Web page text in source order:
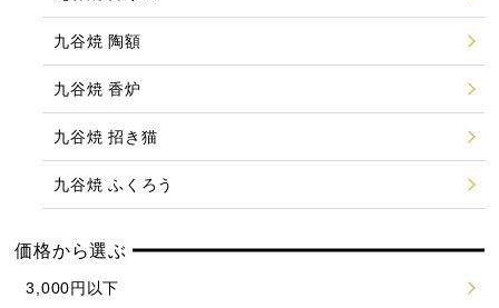
九谷焼 陶額
九谷焼 香炉
九谷焼 招き猫
九谷焼 ふくろう
価格から選ぶ
3,000円以下